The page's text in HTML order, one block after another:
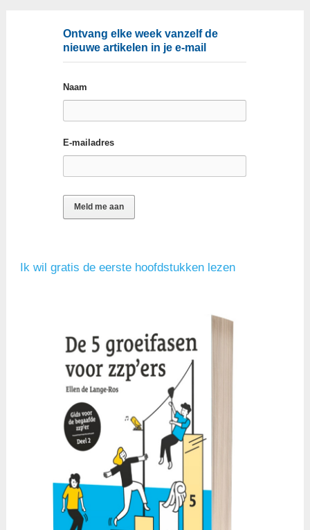
Ontvang elke week vanzelf de
nieuwe artikelen in je e-mail
Naam
E-mailadres
Ik wil gratis de eerste hoofdstukken lezen